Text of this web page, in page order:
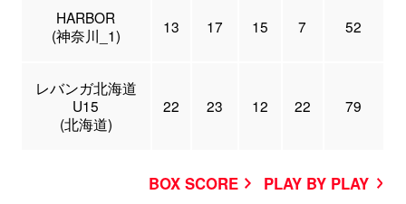
HARBOR
(神奈川_1)
13 17 15 7 52
レバンガ北海道
U15
(北海道)
22 23 12 22 79
BOX SCORE
PLAY BY PLAY